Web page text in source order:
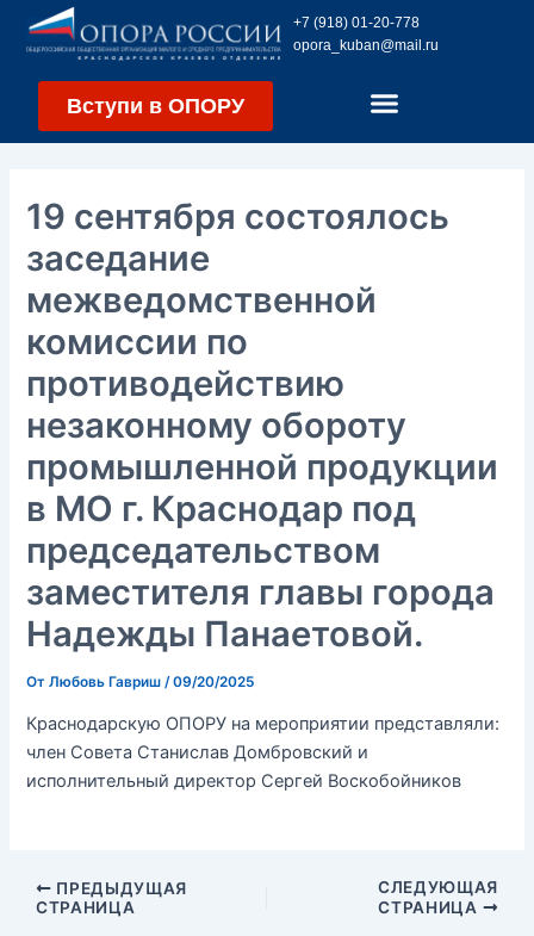
Перейти
+7 (918) 01-20-778
opora_kuban@mail.ru
Вступи в ОПОРУ
19 сентября состоялось
заседание
межведомственной
комиссии по
противодействию
незаконному обороту
промышленной продукции
в МО г. Краснодар под
председательством
заместителя главы города
Надежды Панаетовой.
ОтЛюбовь Гавриш /09/20/2025
Краснодарскую ОПОРУ на мероприятии представляли:
член Совета Станислав Домбровский и
исполнительный директор Сергей Воскобойников
Навигация
по
ПРЕДЫДУЩАЯ
СТРАНИЦА
СЛЕДУЮЩАЯ
СТРАНИЦА